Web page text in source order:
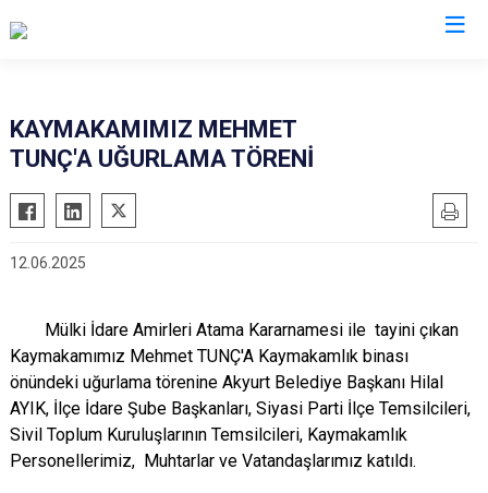
Akyurt
Altındağ
Bala
Çamlıdere
Çankaya
Çubuk
Elmadağ
Haymana
Mamak
Nallıhan
Polatlı
Şereflikoçhisar
KAYMAKAMIMIZ MEHMET
TUNÇ'A UĞURLAMA TÖRENİ
12.06.2025
Mülki İdare Amirleri Atama Kararnamesi ile tayini çıkan
Kaymakamımız Mehmet TUNÇ'A Kaymakamlık binası
önündeki uğurlama törenine Akyurt Belediye Başkanı Hilal
AYIK, İlçe İdare Şube Başkanları, Siyasi Parti İlçe Temsilcileri,
Sivil Toplum Kuruluşlarının Temsilcileri, Kaymakamlık
Personellerimiz, Muhtarlar ve Vatandaşlarımız katıldı.